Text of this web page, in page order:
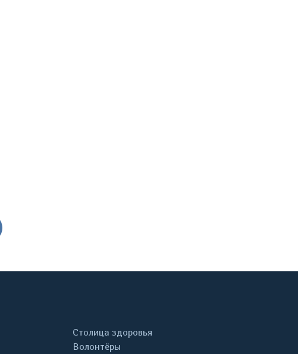
ВКонтакте
Столица здоровья
Волонтёры